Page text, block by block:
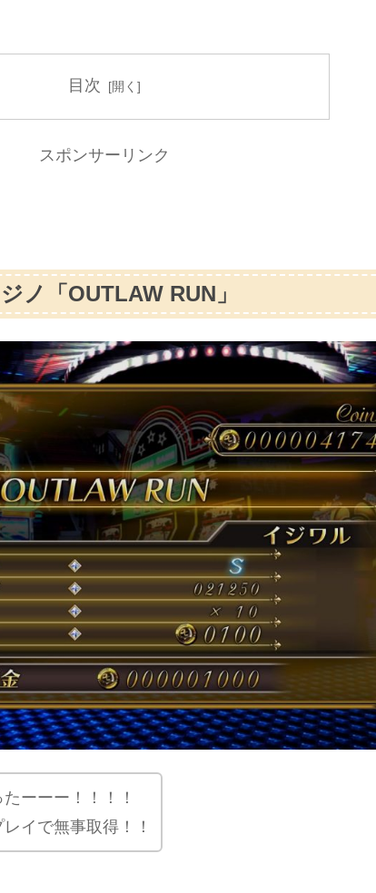
目次
スポンサーリンク
ノ「OUTLAW RUN」
ーーー！！！！
イで無事取得！！